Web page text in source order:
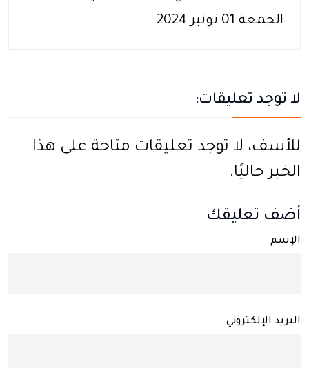
الجمعة 01 نونبر 2024
لا توجد تعليقات:
للأسف، لا توجد تعليقات متاحة على هذا
الخبر حاليًا.
أضف تعليقك
الإسم
البريد الإلكتروني